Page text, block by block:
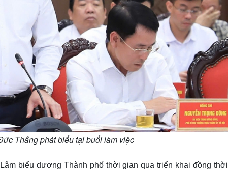
Thắng phát biểu tại buổi làm việc
biểu dương Thành phố thời gian qua triển khai đồng thời